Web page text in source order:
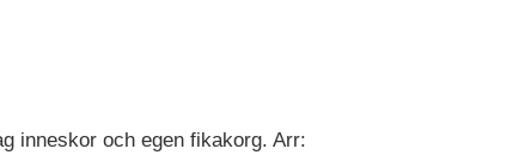
inneskor och egen fikakorg. Arr: